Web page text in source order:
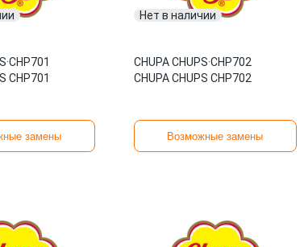
·CHP701
CHP701
замены
Нет в наличии
CHUPA CHUPS·CHP702
CHUPA CHUPS CHP702
Возможные замены